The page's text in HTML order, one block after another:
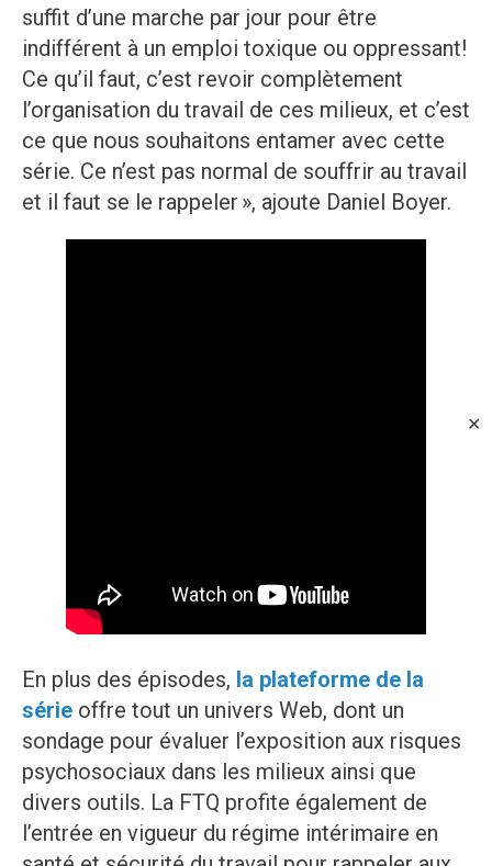
✕
suffit d’une marche par jour pour être
indifférent à un emploi toxique ou oppressant!
Ce qu’il faut, c’est revoir complètement
l’organisation du travail de ces milieux, et c’est
ce que nous souhaitons entamer avec cette
série. Ce n’est pas normal de souffrir au travail
et il faut se le rappeler », ajoute Daniel Boyer.
En plus des épisodes, la plateforme de la
série offre tout un univers Web, dont un
sondage pour évaluer l’exposition aux risques
psychosociaux dans les milieux ainsi que
divers outils. La FTQ profite également de
l’entrée en vigueur du régime intérimaire en